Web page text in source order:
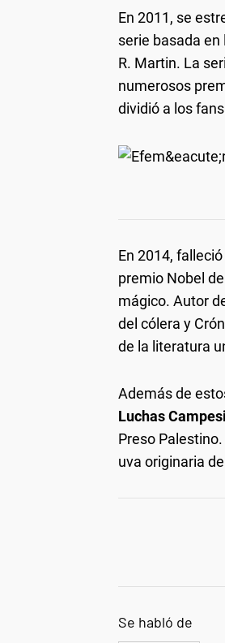
En 2011, se
serie basada
R. Martin. La
numerosos
dividió a los
En 2014,
premio Nobel
mágico. Autor
del cólera y
de la literatura
Además de
Luchas
Preso
uva originaria
Se habló de